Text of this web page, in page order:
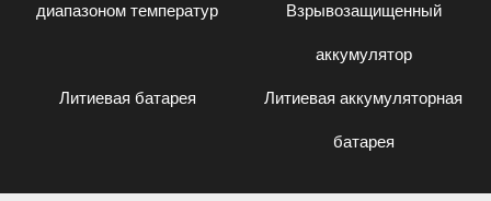
диапазоном температур Взрывозащищенный
аккумулятор
Литиевая батарея Литиевая аккумуляторная
батарея